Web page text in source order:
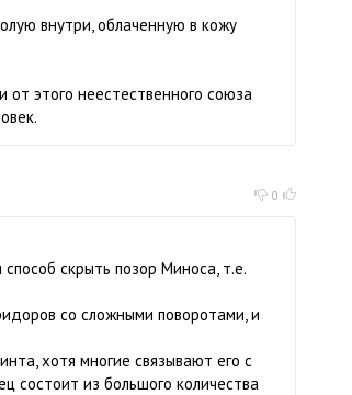
внутри, облаченную в кожу
от этого неестественного союза
0
скрыть позор Миноса, т.е.
со сложными поворотами, и
хотя многие связывают его с
состоит из большого количества